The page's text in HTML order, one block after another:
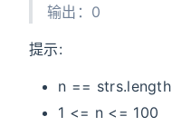
输出：0
提示:
n == strs.length
1 <= n <= 100